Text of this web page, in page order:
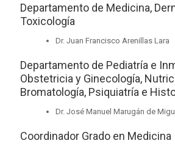
Departamento de Medicina,
Toxicología
Dr. Juan Francisco Arenillas Lara
Departamento de Pediatría e
Obstetricia y Ginecología,
Bromatología, Psiquiatría e
Dr. José Manuel Marugán de
Coordinador Grado en Medicina